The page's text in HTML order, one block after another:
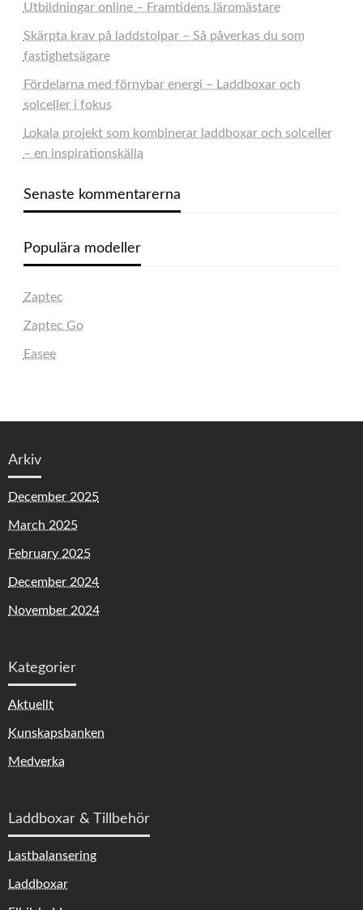
Utbildningar online – Framtidens läromästare
Skärpta krav på laddstolpar – Så påverkas du som
fastighetsägare
Fördelarna med förnybar energi – Laddboxar och
solceller i fokus
Lokala projekt som kombinerar laddboxar och solceller
– en inspirationskälla
Senaste kommentarerna
Populära modeller
Zaptec
Zaptec Go
Easee
Arkiv
December 2025
March 2025
February 2025
December 2024
November 2024
Kategorier
Aktuellt
Kunskapsbanken
Medverka
Laddboxar & Tillbehör
Lastbalansering
Laddboxar